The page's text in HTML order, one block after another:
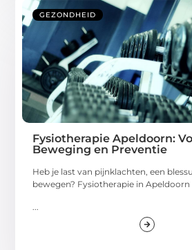
GEZONDHEID
Fysiotherapie Apeldoorn:
Beweging en Preventie
Heb je last van pijnklachten, een
bewegen? Fysiotherapie in Apeldoorn